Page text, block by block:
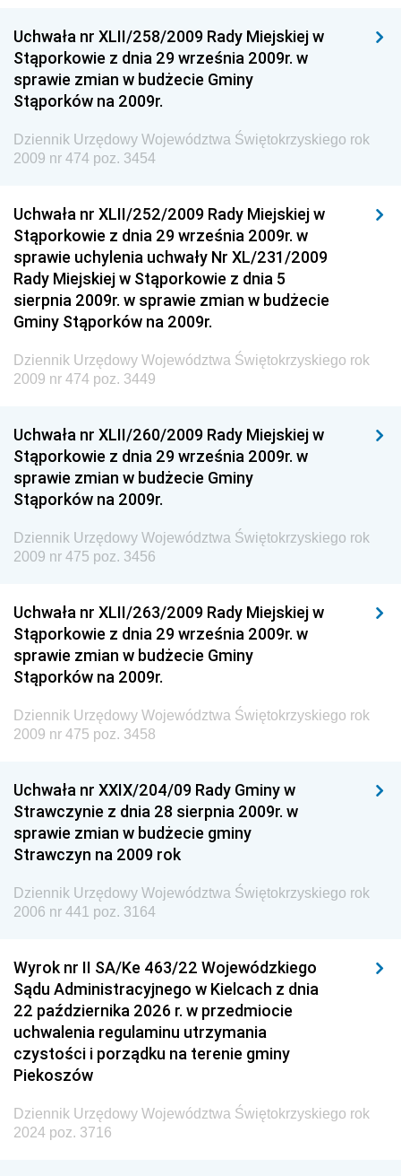
Dziennik Urzędowy Ministra Kultury, Dziedzictwa
Narodowego i Sportu
Dziennik Urzędowy Ministra Rodziny i Polityki
Społecznej
Dziennik Urzędowy Komendy Głównej Straży
Granicznej
Drogowego
Dziennik Urzędowy Narodowego Banku Polskiego
Dziennik Urzędowy Komendy Głównej Policji
Dziennik Urzędowy Ministra Pracy i Polityki
Społecznej
Dziennik Urzędowy Ministra Transportu, Budownictwa
i Gospodarki Morskiej
Dziennik Urzędowy Ministra Spraw Zagranicznych
Dziennik Urzędowy Centralnego Biura
Antykorupcyjnego
Wewnętrznego
Dziennik Urzędowy Urzędu Patentowego
Dziennik Urzędowy Generalnej Dyrekcji Dróg
Krajowych i Autostrad
Dziennik Urzędowy Ministra Środowiska
Dziennik Urzędowy Ministra Edukacji
Dziennik Urzędowy Ministra Przemysłu
Dziennik Urzędowy Ministra Finansów i Gospodarki
Dziennik Urzędowy Ministra do Spraw Unii
Dziennik Urzędowy Agencji Wywiadu
Uchwała nr XLII/258/2009 Rady Miejskiej w
Stąporkowie z dnia 29 września 2009r. w
sprawie zmian w budżecie Gminy
Stąporków na 2009r.
Dziennik Urzędowy Województwa Świętokrzyskiego rok
2009 nr 474 poz. 3454
Uchwała nr XLII/252/2009 Rady Miejskiej w
Stąporkowie z dnia 29 września 2009r. w
sprawie uchylenia uchwały Nr XL/231/2009
Rady Miejskiej w Stąporkowie z dnia 5
sierpnia 2009r. w sprawie zmian w budżecie
Gminy Stąporków na 2009r.
Dziennik Urzędowy Województwa Świętokrzyskiego rok
2009 nr 474 poz. 3449
Uchwała nr XLII/260/2009 Rady Miejskiej w
Stąporkowie z dnia 29 września 2009r. w
sprawie zmian w budżecie Gminy
Stąporków na 2009r.
Dziennik Urzędowy Województwa Świętokrzyskiego rok
2009 nr 475 poz. 3456
Uchwała nr XLII/263/2009 Rady Miejskiej w
Stąporkowie z dnia 29 września 2009r. w
sprawie zmian w budżecie Gminy
Stąporków na 2009r.
Dziennik Urzędowy Województwa Świętokrzyskiego rok
2009 nr 475 poz. 3458
Uchwała nr XXIX/204/09 Rady Gminy w
Strawczynie z dnia 28 sierpnia 2009r. w
sprawie zmian w budżecie gminy
Strawczyn na 2009 rok
Dziennik Urzędowy Województwa Świętokrzyskiego rok
2006 nr 441 poz. 3164
Wyrok nr II SA/Ke 463/22 Wojewódzkiego
Sądu Administracyjnego w Kielcach z dnia
22 października 2026 r. w przedmiocie
uchwalenia regulaminu utrzymania
czystości i porządku na terenie gminy
Piekoszów
Dziennik Urzędowy Województwa Świętokrzyskiego rok
2024 poz. 3716